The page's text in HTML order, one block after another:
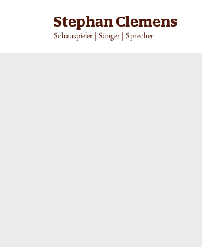
Stephan Clemens
Schauspieler | Sänger | Sprecher